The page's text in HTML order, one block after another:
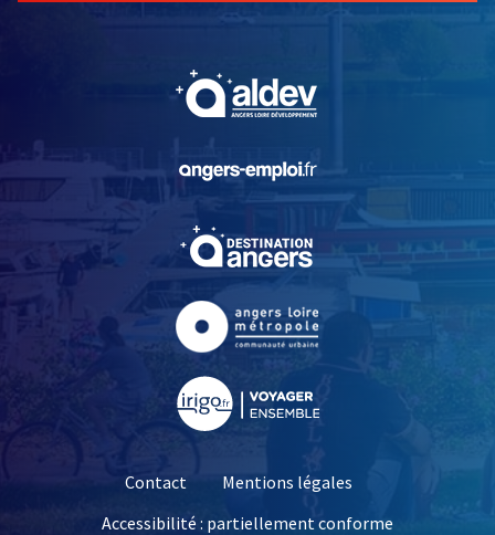
, Ouvre une nouvelle
, Ouvre une nouvelle
Contact
Mentions légales
Accessibilité : partiellement conforme